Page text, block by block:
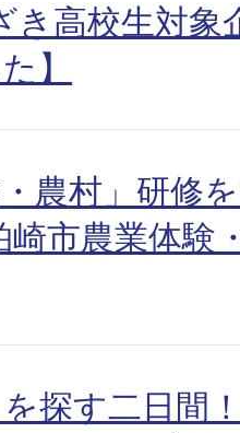
き高校生対象
】
農村」研修
市農業体験
探す二日間